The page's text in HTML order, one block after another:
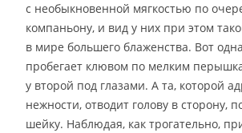
с необыкновенной мягкостью по
компаньону, и вид у них при этом
в мире большего блаженства. Вот
пробегает клювом по мелким
у второй под глазами. А та, которой
нежности, отводит голову в сторону,
шейку. Наблюдая, как трогательно,